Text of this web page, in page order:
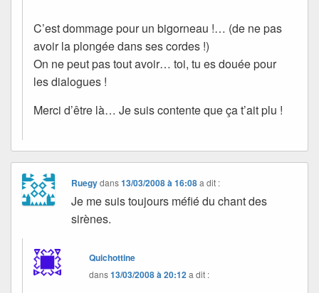
C’est dommage pour un bigorneau !… (de ne pas
avoir la plongée dans ses cordes !)
On ne peut pas tout avoir… toi, tu es douée pour
les dialogues !
Merci d’être là… Je suis contente que ça t’ait plu !
Ruegydans13/03/2008 à 16:08 a dit :
Je me suis toujours méfié du chant des
sirènes.
Quichottine
dans13/03/2008 à 20:12a dit :